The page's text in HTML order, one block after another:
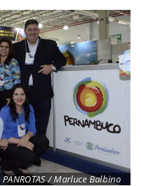
PANROTAS / Marluce Balbino